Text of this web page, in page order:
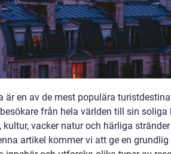
är en av de mest populära
från hela världen till sin
kultur, vacker natur och härliga
artikel kommer vi att ge en